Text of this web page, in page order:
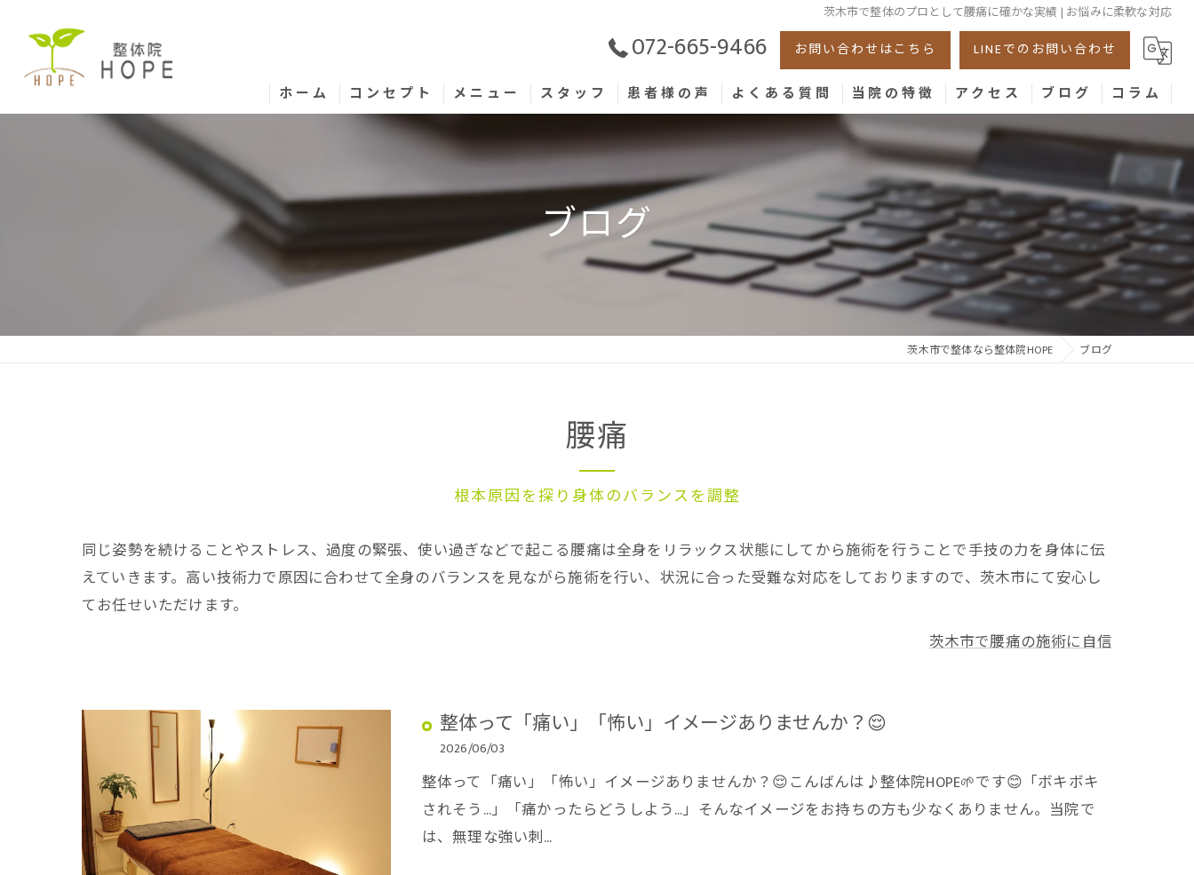
茨木市で整体のプロとして腰痛に確かな実績 | お悩みに柔軟な対応
072-665-9466 お問い合わせはこちら LINEでのお問い合わせ
ホーム コンセプト メニュー スタッフ 患者様の声 よくある質問 当院の特徴
美容鍼
腰痛
肩こり
膝
アクセス ブログ コラム
ブログ
茨木市で整体なら整体院HOPE ブログ
腰痛
根本原因を探り身体のバランスを調整
同じ姿勢を続けることやストレス、過度の緊張、使い過ぎなどで起こる腰痛は全身をリラックス状態にしてから施術を行うことで手技の力を身体に伝
えていきます。高い技術力で原因に合わせて全身のバランスを見ながら施術を行い、状況に合った受難な対応をしておりますので、茨木市にて安心し
てお任せいただけます。
茨木市で腰痛の施術に自信
整体って「痛い」「怖い」イメージありませんか？😌
2026/06/03
整体って「痛い」「怖い」イメージありませんか？😌こんばんは♪整体院HOPE🌱です😊「ボキボキ
されそう…」「痛かったらどうしよう…」そんなイメージをお持ちの方も少なくありません。当院で
は、無理な強い刺…